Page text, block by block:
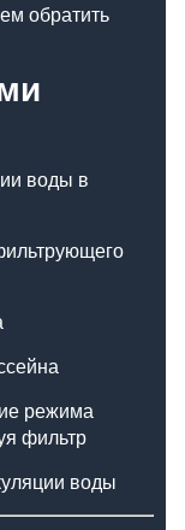
обратить
воды в
режима
фильтр
воды